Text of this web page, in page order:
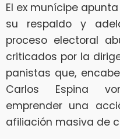
El ex munícipe
su respaldo y
proceso electoral
criticados por la
panistas que,
Carlos Espina
emprender una
afiliación masiva de